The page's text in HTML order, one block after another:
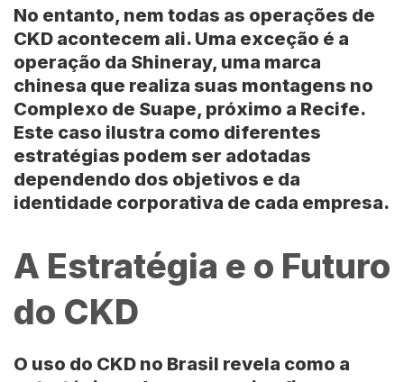
No entanto, nem todas as operações de
CKD acontecem ali. Uma exceção é a
operação da Shineray, uma marca
chinesa que realiza suas montagens no
Complexo de Suape, próximo a Recife.
Este caso ilustra como diferentes
estratégias podem ser adotadas
dependendo dos objetivos e da
identidade corporativa de cada empresa.
A Estratégia e o Futuro
do CKD
O uso do CKD no Brasil revela como a